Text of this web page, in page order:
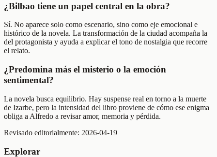
¿Bilbao tiene un papel central en la obra?
Sí. No aparece solo como escenario, sino como eje emocional e
histórico de la novela. La transformación de la ciudad acompaña la
del protagonista y ayuda a explicar el tono de nostalgia que recorre
el relato.
¿Predomina más el misterio o la emoción
sentimental?
La novela busca equilibrio. Hay suspense real en torno a la muerte
de Izarbe, pero la intensidad del libro proviene de cómo ese enigma
obliga a Alfredo a revisar amor, memoria y pérdida.
Revisado editorialmente: 2026-04-19
Explorar